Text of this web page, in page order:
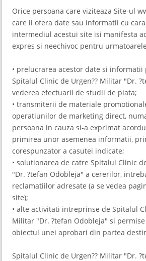
Orice persoana care viziteaza Site-ul
care ii ofera date sau informatii cu
intermediul acestui site isi manifesta
expres si neechivoc pentru
• prelucrarea acestor date si informatii
Spitalul Clinic de Urgen?? Militar "Dr.
vederea efectuarii de studii de piata;
• transmiterii de materiale
operatiunilor de marketing direct,
persoana in cauza si-a exprimat
primirea unor asemenea informatii,
corespunzator a casutei indicate;
• solutionarea de catre Spitalul Clinic
"Dr. ?tefan Odobleja" a cererilor,
reclamatiilor adresate (a se vedea
site);
• alte activitati intreprinse de Spitalul
Militar "Dr. ?tefan Odobleja" si
obiectul unei aprobari din partea
Spitalul Clinic de Urgen?? Militar "Dr.